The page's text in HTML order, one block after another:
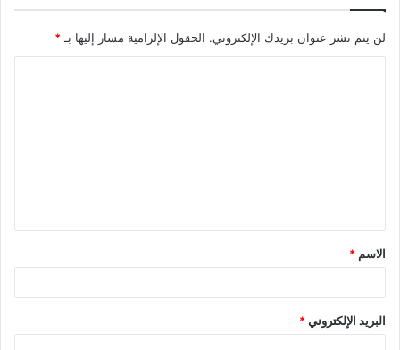
لن يتم نشر عنوان بريدك الإلكتروني. الحقول الإلزامية مشار إليها بـ *
ق
*
الاسم *
البريد الإلكتروني*